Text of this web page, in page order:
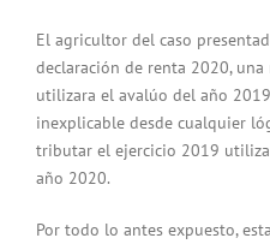
El agricultor del caso
declaración de renta 2020,
utilizara el avalúo del año
inexplicable desde cualquier
tributar el ejercicio 2019
año 2020.
Por todo lo antes expuesto,